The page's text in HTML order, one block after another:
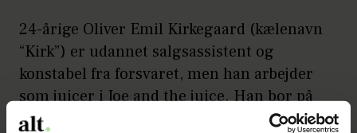
24-årige Oliver Emil Kirkegaard (kælenavn
“Kirk”) er udannet salgsassistent og
konstabel fra forsvaret, men han arbejder
som juicer i Joe and the juice. Han bor på
Frederiksberg C og interesserer sig for